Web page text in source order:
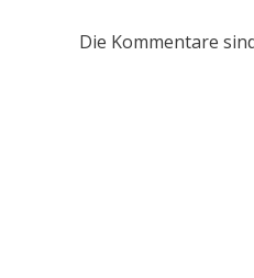
Die Kommentare